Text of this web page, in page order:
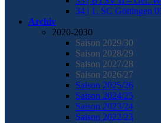
34 | 1. SC Göttingen
Archiv
2020-2030
Saison 2029/30
Saison 2028/29
Saison 2027/28
Saison 2026/27
Saison 2025/26
Saison 2024/25
Saison 2023/24
Saison 2022/23